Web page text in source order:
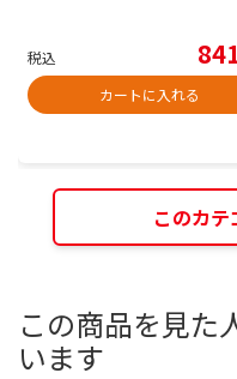
税込
カートに入れる
このカ
この商品を見た
います